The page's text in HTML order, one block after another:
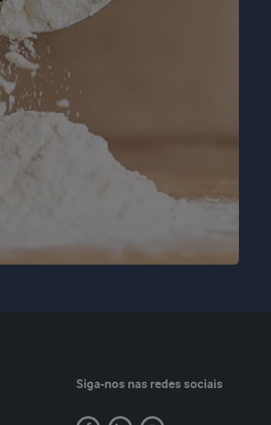
Siga-nos nas redes sociais